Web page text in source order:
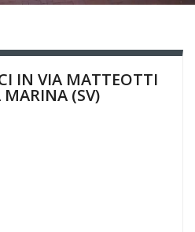
IN VIA MATTEOTTI
MARINA (SV)